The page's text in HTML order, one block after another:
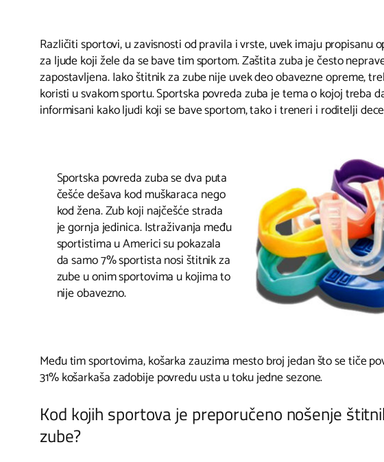
Različiti sportovi, u zavisnosti od pravila i vrste, uvek imaju propisanu
za ljude koji žele da se bave tim sportom. Zaštita zuba je često
zapostavljena. Iako štitnik za zube nije uvek deo obavezne opreme,
koristi u svakom sportu. Sportska povreda zuba je tema o kojoj treba
informisani kako ljudi koji se bave sportom, tako i treneri i roditelji
Sportska povreda zuba se dva puta
češće dešava kod muškaraca nego
kod žena. Zub koji najčešće strada
je gornja jedinica. Istraživanja među
sportistima u Americi su pokazala
da samo 7% sportista nosi štitnik za
zube u onim sportovima u kojima to
nije obavezno.
Među tim sportovima, košarka zauzima mesto broj jedan što se tiče
31% košarkaša zadobije povredu usta u toku jedne sezone.
Kod kojih sportova je preporučeno nošenje
zube?